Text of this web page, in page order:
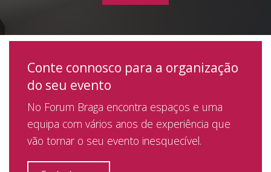
Conte connosco para a organização
do seu evento
No Forum Braga encontra espaços e uma
equipa com vários anos de experiência que
vão tornar o seu evento inesquecível.